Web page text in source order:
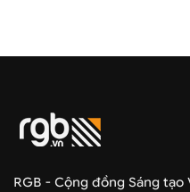
RGB - Cộng đồng Sáng